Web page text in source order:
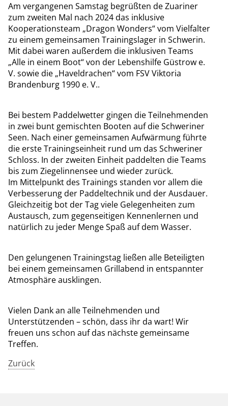
Am vergangenen Samstag begrüßten de Zuariner
zum zweiten Mal nach 2024 das inklusive
Kooperationsteam „Dragon Wonders“ vom Vielfalter
zu einem gemeinsamen Trainingslager in Schwerin.
Mit dabei waren außerdem die inklusiven Teams
„Alle in einem Boot“ von der Lebenshilfe Güstrow e.
V. sowie die „Haveldrachen“ vom FSV Viktoria
Brandenburg 1990 e. V..
Bei bestem Paddelwetter gingen die Teilnehmenden
in zwei bunt gemischten Booten auf die Schweriner
Seen. Nach einer gemeinsamen Aufwärmung führte
die erste Trainingseinheit rund um das Schweriner
Schloss. In der zweiten Einheit paddelten die Teams
bis zum Ziegelinnensee und wieder zurück.
Im Mittelpunkt des Trainings standen vor allem die
Verbesserung der Paddeltechnik und der Ausdauer.
Gleichzeitig bot der Tag viele Gelegenheiten zum
Austausch, zum gegenseitigen Kennenlernen und
natürlich zu jeder Menge Spaß auf dem Wasser.
Den gelungenen Trainingstag ließen alle Beteiligten
bei einem gemeinsamen Grillabend in entspannter
Atmosphäre ausklingen.
Vielen Dank an alle Teilnehmenden und
Unterstützenden – schön, dass ihr da wart! Wir
freuen uns schon auf das nächste gemeinsame
Treffen.
Zurück